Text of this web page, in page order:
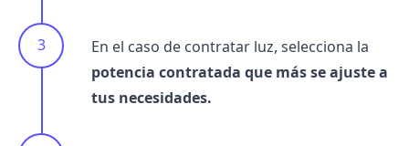
En el caso de contratar luz, selecciona la
potencia contratada que más se ajuste a
tus necesidades.